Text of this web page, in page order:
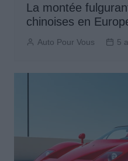
La montée
chinoises en
Auto Pour Vous 5